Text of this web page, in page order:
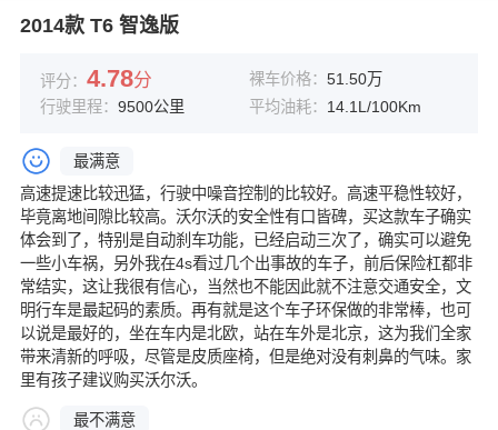
2014款 T6 智逸版
评分： 4.78分 裸车价格： 51.50万
行驶里程： 9500公里 平均油耗： 14.1L/100Km
最满意
高速提速比较迅猛，行驶中噪音控制的比较好。高速平稳性较好，
毕竟离地间隙比较高。沃尔沃的安全性有口皆碑，买这款车子确实
体会到了，特别是自动刹车功能，已经启动三次了，确实可以避免
一些小车祸，另外我在4s看过几个出事故的车子，前后保险杠都非
常结实，这让我很有信心，当然也不能因此就不注意交通安全，文
明行车是最起码的素质。再有就是这个车子环保做的非常棒，也可
以说是最好的，坐在车内是北欧，站在车外是北京，这为我们全家
带来清新的呼吸，尽管是皮质座椅，但是绝对没有刺鼻的气味。家
里有孩子建议购买沃尔沃。
最不满意